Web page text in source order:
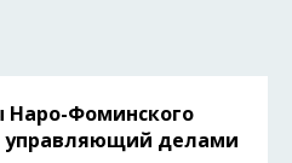
Наро-Фоминского
управляющий делами